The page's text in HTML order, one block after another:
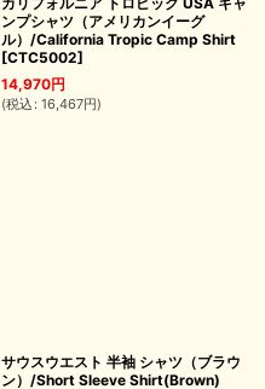
ンプシャツ（アメリカンイーグ
ル）/California Tropic Camp Shirt
[CTC5002]
14,970円
(税込 : 16,467円)
サウスウエスト 半袖 シャツ（ブラウ
ン）/Short Sleeve Shirt(Brown)